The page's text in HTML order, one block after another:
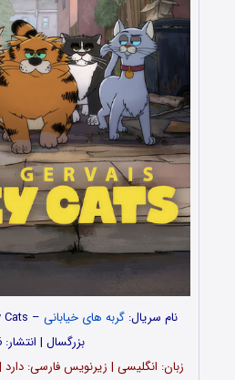
نام سریال: گربه های خیابانی
بزرگسال | انتشار: 2026